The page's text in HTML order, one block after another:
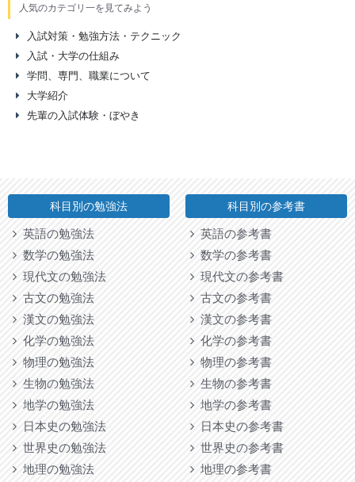
人気のカテゴリ一を見てみよう
入試対策・勉強方法・テクニック
入試・大学の仕組み
学問、専門、職業について
大学紹介
先輩の入試体験・ぼやき
科目別の勉強法
英語の勉強法
数学の勉強法
現代文の勉強法
古文の勉強法
漢文の勉強法
化学の勉強法
物理の勉強法
生物の勉強法
地学の勉強法
日本史の勉強法
世界史の勉強法
地理の勉強法
科目別の参考書
英語の参考書
数学の参考書
現代文の参考書
古文の参考書
漢文の参考書
化学の参考書
物理の参考書
生物の参考書
地学の参考書
日本史の参考書
世界史の参考書
地理の参考書